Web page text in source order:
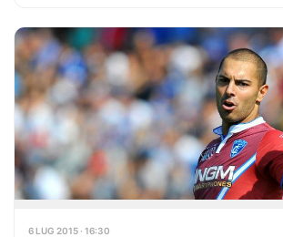
6 LUG 2015 · 16:30